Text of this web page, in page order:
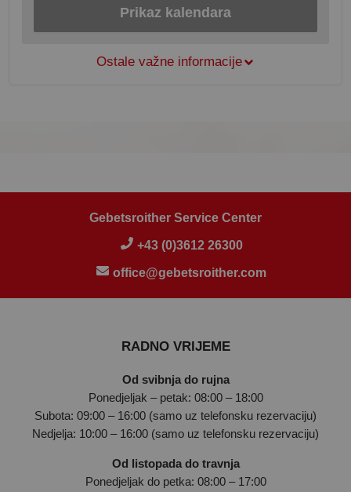
Prikaz kalendara
Ostale važne informacije
Gebetsroither Service Center
+43 (0)3612 26300
office@gebetsroither.com
RADNO VRIJEME
Od svibnja do rujna
Ponedjeljak – petak: 08:00 – 18:00
Subota: 09:00 – 16:00 (samo uz telefonsku rezervaciju)
Nedjelja: 10:00 – 16:00 (samo uz telefonsku rezervaciju)
Od listopada do travnja
Ponedjeljak do petka: 08:00 – 17:00